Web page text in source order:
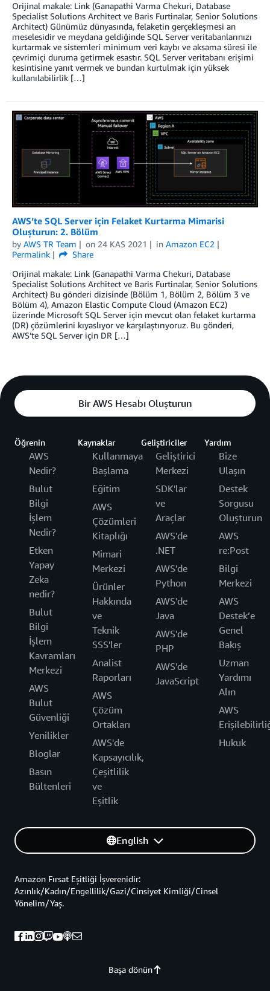
Orijinal makale: Link (Ganapathi Varma Chekuri, Database
Specialist Solutions Architect ve Baris Furtinalar, Senior Solutions
Architect) Günümüz dünyasında, felaketin gerçekleşmesi an
meselesidir ve meydana geldiğinde SQL Server veritabanlarınızı
kurtarmak ve sistemleri minimum veri kaybı ve aksama süresi ile
çevrimiçi duruma getirmek esastır. SQL Server veritabanı erişimi
kesintisine yanıt vermek ve bundan kurtulmak için yüksek
kullanılabilirlik […]
AWS’te SQL Server için Felaket Kurtarma Mimarisi
Oluşturun: 2. Bölüm
by AWS TR Team on 24 KAS 2021 in Amazon EC2
Permalink
Share
Orijinal makale: Link (Ganapathi Varma Chekuri, Database
Specialist Solutions Architect ve Baris Furtinalar, Senior Solutions
Architect) Bu gönderi dizisinde (Bölüm 1, Bölüm 2, Bölüm 3 ve
Bölüm 4), Amazon Elastic Compute Cloud (Amazon EC2)
üzerinde Microsoft SQL Server için mevcut olan felaket kurtarma
(DR) çözümlerini kıyaslıyor ve karşılaştırıyoruz. Bu gönderi,
AWS’te SQL Server için DR […]
Bir AWS Hesabı Oluşturun
Öğrenin
AWS
Nedir?
Bulut
Bilgi
İşlem
Nedir?
Etken
Yapay
Zeka
nedir?
Bulut
Bilgi
İşlem
Kavramları
Merkezi
AWS
Bulut
Güvenliği
Yenilikler
Bloglar
Basın
Bültenleri
Kaynaklar
Kullanmaya
Başlama
Eğitim
AWS
Çözümleri
Kitaplığı
Mimari
Merkezi
Ürünler
Hakkında
ve
Teknik
SSS'ler
Analist
Raporları
AWS
Çözüm
Ortakları
AWS'de
Kapsayıcılık,
Çeşitlilik
ve
Eşitlik
Geliştiriciler
Geliştirici
Merkezi
SDK'lar
ve
Araçlar
AWS'de
.NET
AWS'de
Python
AWS'de
Java
AWS'de
PHP
AWS'de
JavaScript
Yardım
Bize
Ulaşın
Destek
Sorgusu
Oluşturun
AWS
re:Post
Bilgi
Merkezi
AWS
Destek’e
Genel
Bakış
Uzman
Yardımı
Alın
AWS
Hukuk
English
Başa dönün
Amazon Fırsat Eşitliği İşverenidir:
Azınlık/Kadın/Engellilik/Gazi/Cinsiyet Kimliği/Cinsel
Yönelim/Yaş.